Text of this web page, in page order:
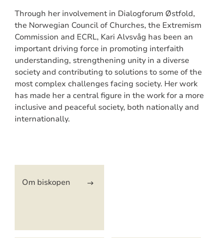
Through her involvement in Dialogforum Østfold,
the Norwegian Council of Churches, the Extremism
Commission and ECRL, Kari Alvsvåg has been an
important driving force in promoting interfaith
understanding, strengthening unity in a diverse
society and contributing to solutions to some of the
most complex challenges facing society. Her work
has made her a central figure in the work for a more
inclusive and peaceful society, both nationally and
internationally.
Om biskopen